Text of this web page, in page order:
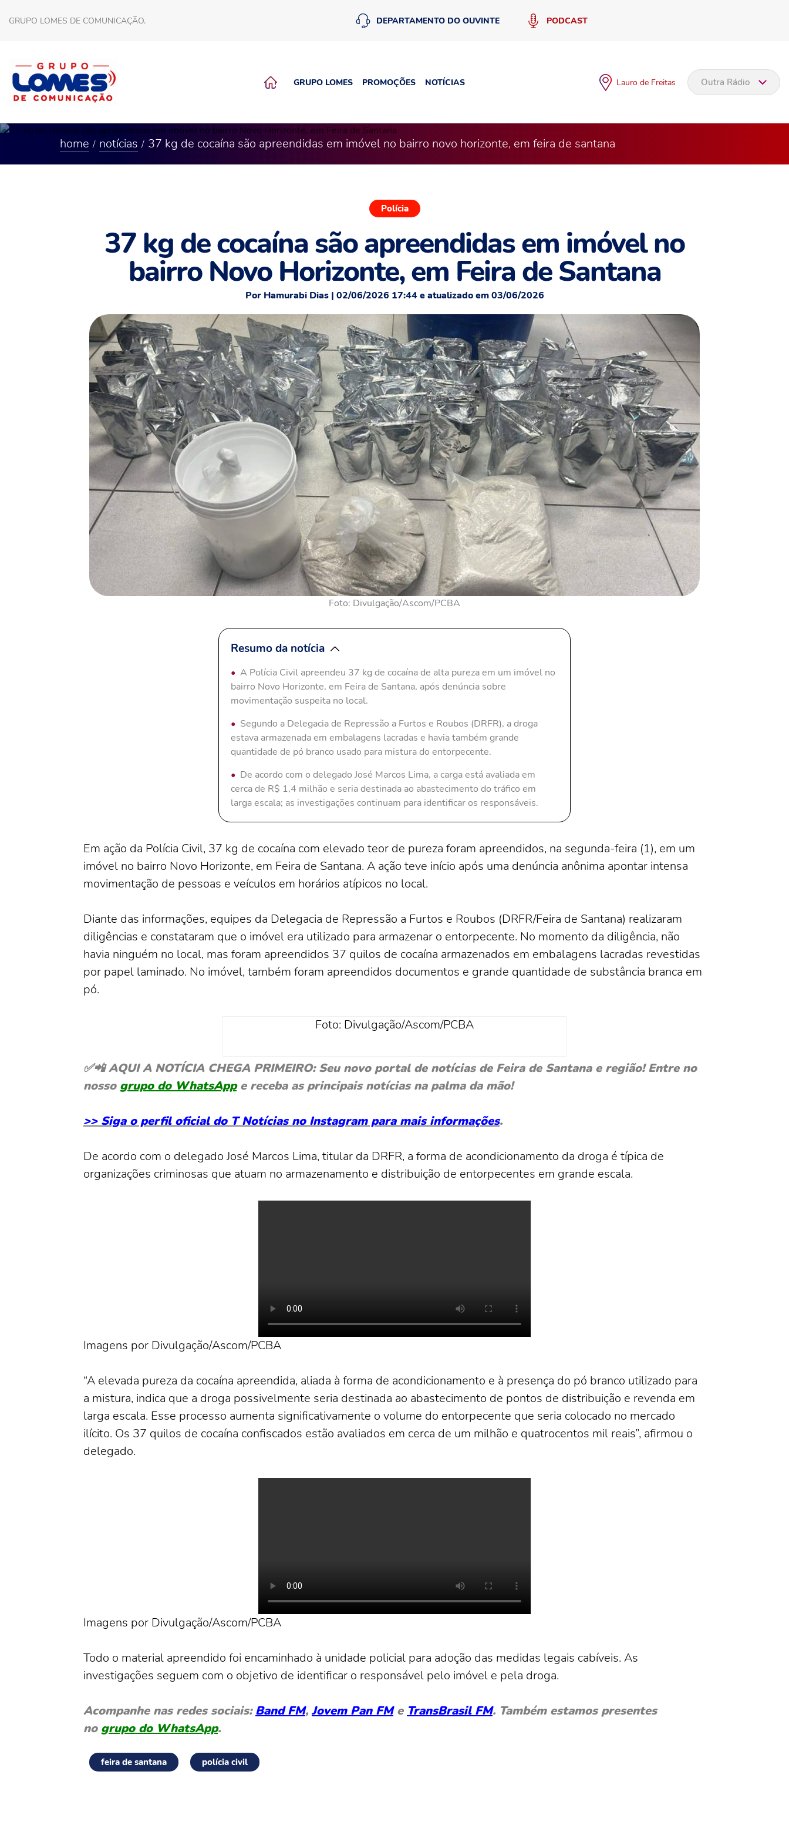
GRUPO LOMES DE COMUNICAÇÃO. DEPARTAMENTO DO OUVINTE PODCAST
GRUPO LOMES PROMOÇÕES NOTÍCIAS Lauro de Freitas Outra Rádio
home notícias 37 kg de cocaína são apreendidas em imóvel no bairro novo horizonte, em feira de santana
Polícia
37 kg de cocaína são apreendidas em imóvel no
bairro Novo Horizonte, em Feira de Santana
Por Hamurabi Dias | 02/06/2026 17:44 e atualizado em 03/06/2026
Foto: Divulgação/Ascom/PCBA
Resumo da notícia
A Polícia Civil apreendeu 37 kg de cocaína de alta pureza em um imóvel no
bairro Novo Horizonte, em Feira de Santana, após denúncia sobre
movimentação suspeita no local.
Segundo a Delegacia de Repressão a Furtos e Roubos (DRFR), a droga
estava armazenada em embalagens lacradas e havia também grande
quantidade de pó branco usado para mistura do entorpecente.
De acordo com o delegado José Marcos Lima, a carga está avaliada em
cerca de R$ 1,4 milhão e seria destinada ao abastecimento do tráfico em
larga escala; as investigações continuam para identificar os responsáveis.
Em ação da Polícia Civil, 37 kg de cocaína com elevado teor de pureza foram apreendidos, na segunda-feira (1), em um
imóvel no bairro Novo Horizonte, em Feira de Santana. A ação teve início após uma denúncia anônima apontar intensa
movimentação de pessoas e veículos em horários atípicos no local.
Diante das informações, equipes da Delegacia de Repressão a Furtos e Roubos (DRFR/Feira de Santana) realizaram
diligências e constataram que o imóvel era utilizado para armazenar o entorpecente. No momento da diligência, não
havia ninguém no local, mas foram apreendidos 37 quilos de cocaína armazenados em embalagens lacradas revestidas
por papel laminado. No imóvel, também foram apreendidos documentos e grande quantidade de substância branca em
pó.
Foto: Divulgação/Ascom/PCBA
✅📲 AQUI A NOTÍCIA CHEGA PRIMEIRO: Seu novo portal de notícias de Feira de Santana e região! Entre no
nosso grupo do WhatsAppe receba as principais notícias na palma da mão!
>> Siga o perfil oficial do T Notícias no Instagram para mais informações.
De acordo com o delegado José Marcos Lima, titular da DRFR, a forma de acondicionamento da droga é típica de
organizações criminosas que atuam no armazenamento e distribuição de entorpecentes em grande escala.
Imagens por Divulgação/Ascom/PCBA
“A elevada pureza da cocaína apreendida, aliada à forma de acondicionamento e à presença do pó branco utilizado para
a mistura, indica que a droga possivelmente seria destinada ao abastecimento de pontos de distribuição e revenda em
larga escala. Esse processo aumenta significativamente o volume do entorpecente que seria colocado no mercado
ilícito. Os 37 quilos de cocaína confiscados estão avaliados em cerca de um milhão e quatrocentos mil reais”, afirmou o
delegado.
Imagens por Divulgação/Ascom/PCBA
Todo o material apreendido foi encaminhado à unidade policial para adoção das medidas legais cabíveis. As
investigações seguem com o objetivo de identificar o responsável pelo imóvel e pela droga.
Acompanhe nas redes sociais:Band FM, Jovem Pan FMe TransBrasil FM. Também estamos presentes
no grupo do WhatsApp.
feira de santana polícia civil